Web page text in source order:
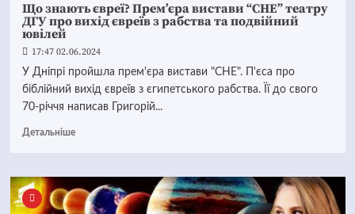
Що знають євреї? Прем’єра вистави “СНЕ” театру
ДГУ про вихід євреїв з рабства та подвійний
ювілей
17:47 02.06.2024
У Дніпрі пройшла прем'єра вистави "СНЕ". П'єса про
біблійний вихід євреїв з єгипетського рабства. Її до свого
70-річчя написав Григорій...
Детальніше